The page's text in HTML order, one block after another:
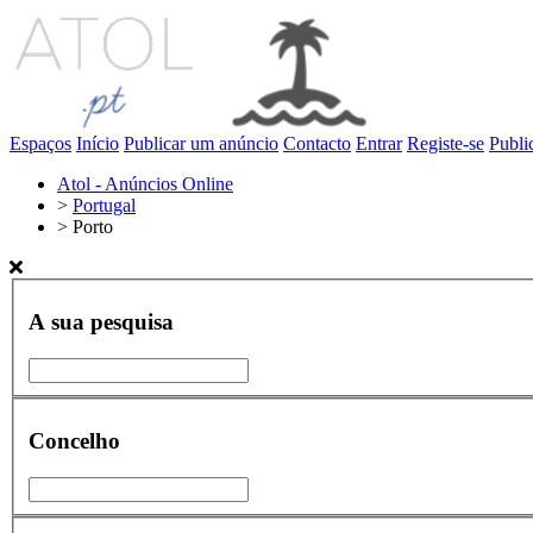
Espaços Início Publicar um anúncio Contacto Entrar Registe-se
Atol - Anúncios Online
> Portugal
> Porto
A sua pesquisa
Concelho